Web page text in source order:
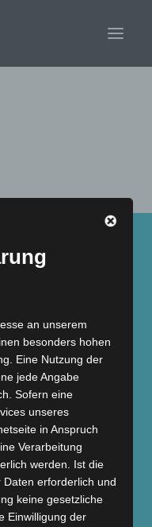
TERMIN
AUF
EINEN
MUSS?
MTT
an unserem
besonders hohen
Eine Nutzung der
jede Angabe
Sofern eine
unseres
in Anspruch
Verarbeitung
werden. Ist die
erforderlich und
keine gesetzliche
Einwilligung der